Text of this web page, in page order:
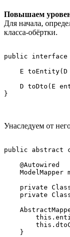
Повышаем
Для начала,
класса-обёртки.
public interface
E toEntity(D
D toDto(E
}
Унаследуем от
public abstract
    @Autowired
ModelMapper
private
private
    }